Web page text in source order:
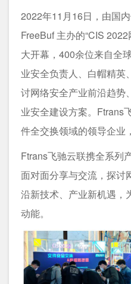
2022年11月16日，由国
FreeBuf 主办的“CIS
大开幕，400余位来自全
业安全负责人、白帽精英
讨网络安全产业前沿趋势
业安全建设方案。Ftrans
件全交换领域的领导企业
Ftrans飞驰云联携全系列
面对面分享与交流，探讨
沿新技术、产业新机遇，
动能。